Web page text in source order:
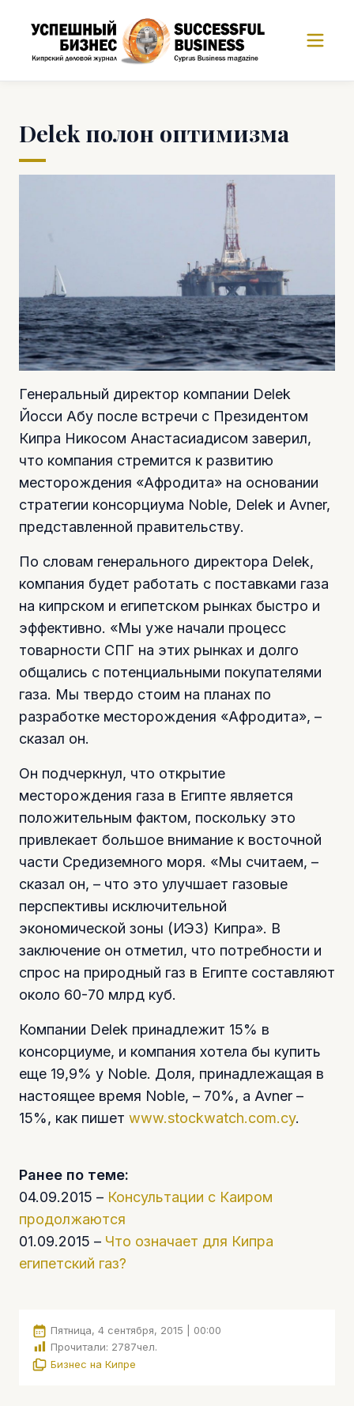
Delek полон оптимизма
Генеральный директор компании Delek
Йосси Абу после встречи с Президентом
Кипра Никосом Анастасиадисом заверил,
что компания стремится к развитию
месторождения «Афродита» на основании
стратегии консорциума Noble, Delek и Avner,
представленной правительству.
По словам генерального директора Delek,
компания будет работать с поставками газа
на кипрском и египетском рынках быстро и
эффективно. «Мы уже начали процесс
товарности СПГ на этих рынках и долго
общались с потенциальными покупателями
газа. Мы твердо стоим на планах по
разработке месторождения «Афродита», –
сказал он.
Он подчеркнул, что открытие
месторождения газа в Египте является
положительным фактом, поскольку это
привлекает большое внимание к восточной
части Средиземного моря. «Мы считаем, –
сказал он, – что это улучшает газовые
перспективы исключительной
экономической зоны (ИЭЗ) Кипра». В
заключение он отметил, что потребности и
спрос на природный газ в Египте составляют
около 60-70 млрд куб.
Компании Delek принадлежит 15% в
консорциуме, и компания хотела бы купить
еще 19,9% у Noble. Доля, принадлежащая в
настоящее время Noble, – 70%, а Avner –
15%, как пишет www.stockwatch.com.cy.
Ранее по теме:
04.09.2015 – Консультации с Каиром
продолжаются
01.09.2015 – Что означает для Кипра
египетский газ?
Пятница, 4 сентября, 2015 | 00:00
Прочитали: 2787чел.
Бизнес на Кипре